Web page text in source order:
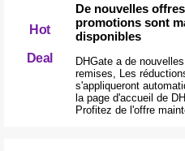
Hot
Deal
De nouvelles
promotions sont
disponibles
DHGate a de
remises, Les
s'appliqueront
la page d'accueil de
Profitez de l'offre